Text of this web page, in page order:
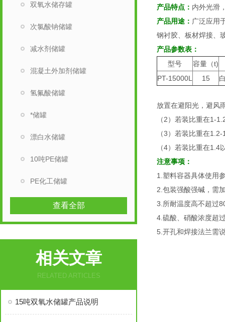
双氧水储存罐
次氯酸钠储罐
减水剂储罐
混凝土外加剂储罐
氢氟酸储罐
*储罐
漂白水储罐
10吨PE储罐
PE化工储罐
查看全部
相关文章
RELATED ARTICLES
15吨双氧水储罐产品说明
产品特点： 内外光滑
产品用途： 广泛应用
钢衬胶、板材焊接、
产品参数表：
型号
容量（t)
PT-15000L
15
放置在避阳光，避风
（2）若装比重在1-
（3）若装比重在
（4）若装比重在1.4
注意事项：
1.塑料容器具体使用
2.包装强酸强碱，需
3.所耐温度高不超过
4.硫酸、硝酸浓度超
5.开孔和焊接法兰需